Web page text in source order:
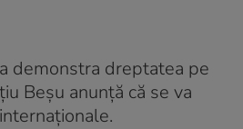
demonstra dreptatea pe
Beșu anunță că se va